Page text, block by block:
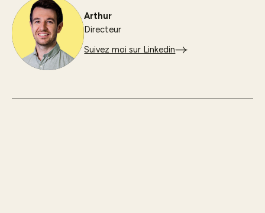
Arthur
Directeur
Suivez moi sur Linkedin